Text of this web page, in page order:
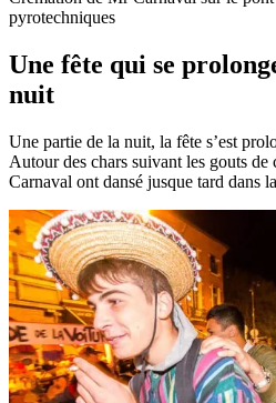
pyrotechniques
Une fête qui se
nuit
Une partie de la nuit, la fête s’est
Autour des chars suivant les gouts de
Carnaval ont dansé jusque tard dans